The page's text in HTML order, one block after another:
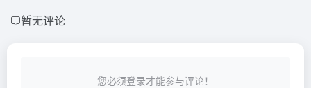
暂无评论
您必须登录才能参与评论！